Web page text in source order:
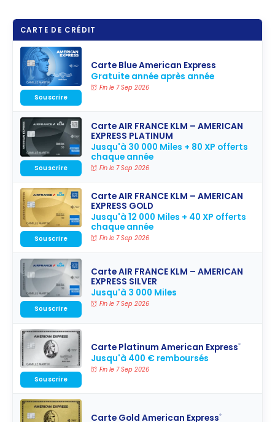
CARTE DE CRÉDIT
Carte Blue American Express
Gratuite année après année
Fin le 7 Sep 2026
Souscrire
Carte AIR FRANCE KLM – AMERICAN
EXPRESS PLATINUM
Jusqu'à 30 000 Miles + 80 XP offerts
chaque année
Fin le 7 Sep 2026
Souscrire
Carte AIR FRANCE KLM – AMERICAN
EXPRESS GOLD
Jusqu'à 12 000 Miles + 40 XP offerts
chaque année
Fin le 7 Sep 2026
Souscrire
Carte AIR FRANCE KLM – AMERICAN
EXPRESS SILVER
Jusqu'à 3 000 Miles
Fin le 7 Sep 2026
Souscrire
Carte Platinum American Express®
Jusqu'à 400 € remboursés
Fin le 7 Sep 2026
Souscrire
Carte Gold American Express®